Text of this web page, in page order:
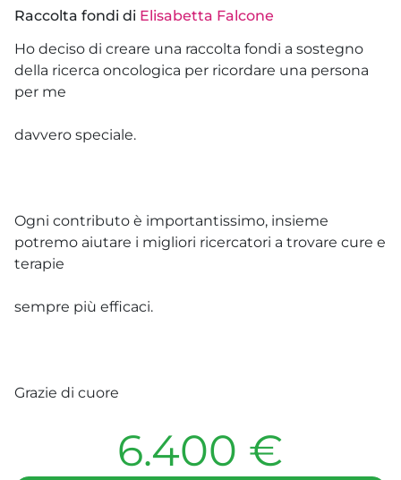
Raccolta fondi di Elisabetta Falcone
Ho deciso di creare una raccolta fondi a sostegno
della ricerca oncologica per ricordare una persona
per me
davvero speciale.
Ogni contributo è importantissimo, insieme
potremo aiutare i migliori ricercatori a trovare cure e
terapie
sempre più efficaci.
Grazie di cuore
6.400 €